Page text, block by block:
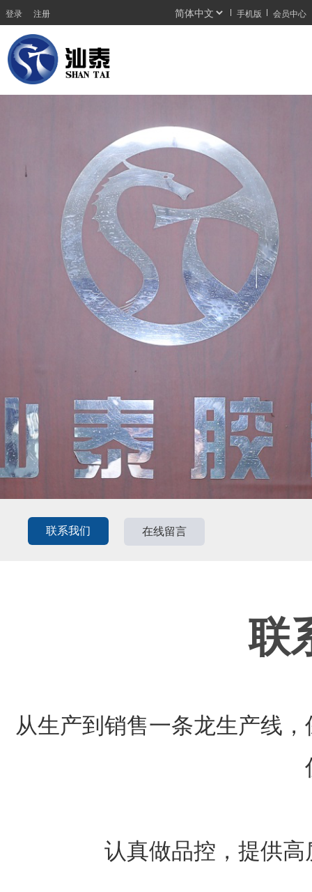
登录 注册 手机版 会员中心
联系我们 在线留言
从生产到销售一条龙生产线
认真做品控，提供
联